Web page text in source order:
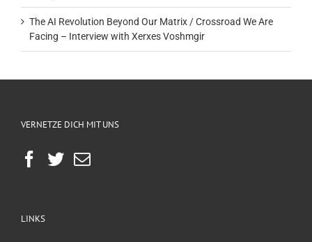
The AI Revolution Beyond Our Matrix / Crossroad We Are
Facing – Interview with Xerxes Voshmgir
VERNETZE DICH MIT UNS
LINKS